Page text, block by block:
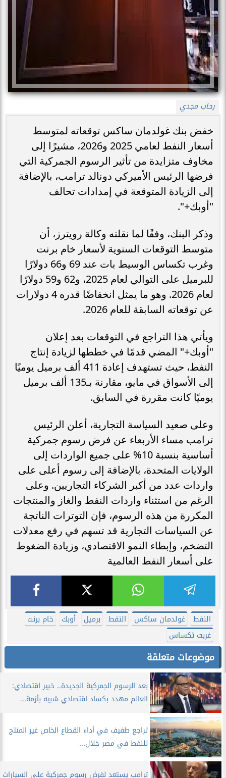
رحاب مجدي
خفض بنك غولدمان ساكس توقعاته لمتوسط
أسعار النفط لعامي 2025 و2026، مشيرًا إلى
مخاوف متزايدة من تأثير الرسوم الجمركية التي
فرضها الرئيس الأميركي دونالد ترامب، بالإضافة
إلى الزيادة المتوقعة في إمدادات تحالف
"أوبك+".
وذكر البنك، وفقًا لما نقلته وكالة رويترز، أن
متوسط التوقعات السنوية لأسعار خام برنت
وغرب تكساس الوسيط بات عند 69 و66 دولارًا
للبرميل على التوالي لعام 2025، و62 و59 دولارًا
لعام 2026. وهو ما يمثل انخفاضًا قدره 4 دولارات
عن توقعاته السابقة للعام 2026.
ويأتي هذا التراجع في التوقعات بعد إعلان
"أوبك+" المضي قدمًا في خططها لزيادة إنتاج
النفط، حيث تستهدف إعادة 411 ألف برميل يوميًا
إلى الأسواق في مايو، مقارنة بـ135 ألف برميل
يوميًا كانت مقررة في السابق.
وعلى صعيد السياسة التجارية، أعلن الرئيس
ترامب مساء الأربعاء عن فرض رسوم جمركية
أساسية بنسبة 10% على جميع الواردات إلى
الولايات المتحدة، بالإضافة إلى رسوم أعلى على
واردات عدد من أكبر الشركاء التجاريين. وعلى
الرغم من استثناء واردات النفط والغاز والمنتجات
المكررة من هذه الرسوم، فإن التوترات الناتجة
عن السياسات التجارية قد تسهم في رفع معدلات
التضخم، وإبطاء النمو الاقتصادي، وزيادة الضغوط
على أسعار النفط العالمية
النفط غولدمان ساكس النفط برميل أوبك
خام برنت
غربت تكساس
موضوعات متعلقة
بعد الرسوم الجمركية الجديدة.. خبير اقتصادي:
العالم مهدد بكساد اقتصادي شبيه بأزمة...
تراجع طفيف في أداء القطاع الخاص غير المنتج
للنفط في مصر خلال...
ترامب يستعد لفرض رسوم جمركية على السيارات